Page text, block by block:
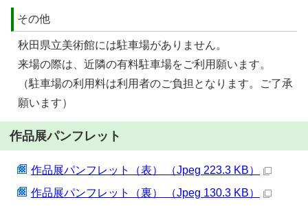
その他
秋田県立美術館には駐車場がありません。
来場の際は、近隣の有料駐車場をご利用願います。
（駐車場の利用料は利用者のご負担となります。ご了承
願います）
作品展パンフレット
作品展パンフレット（表） （Jpeg 223.3 KB）
作品展パンフレット（裏） （Jpeg 130.3 KB）